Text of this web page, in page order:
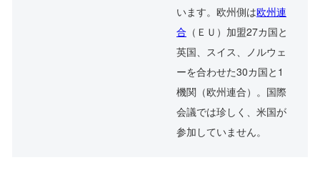
います。欧州側は欧州連
合 （ＥＵ）加盟27カ国と
英国、スイス、ノルウェ
ーを合わせた30カ国と1
機関（欧州連合）。国際
会議では珍しく、米国が
参加していません。